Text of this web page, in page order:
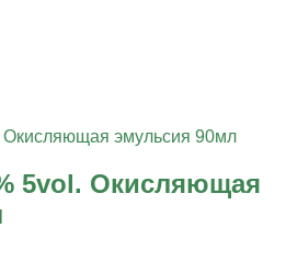
5vol. Окисляющая